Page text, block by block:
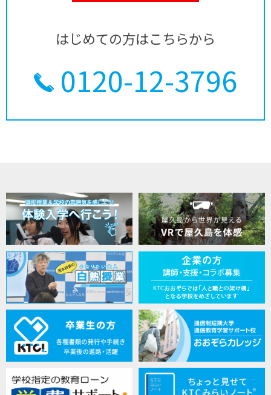
はじめての方はこちらから
0120-12-3796